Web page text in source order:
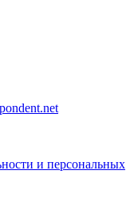
и персональных